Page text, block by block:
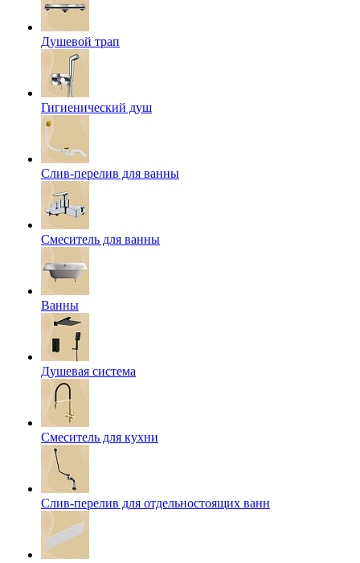
Душевой трап
Гигиенический душ
Слив-перелив для ванны
Смеситель для ванны
Ванны
Душевая система
Смеситель для кухни
Слив-перелив для отдельностоящих ванн